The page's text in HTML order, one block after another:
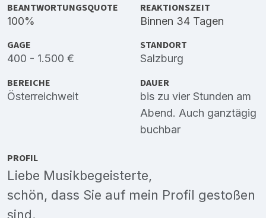
BEANTWORTUNGSQUOTE
100%
REAKTIONSZEIT
Binnen 34 Tagen
GAGE
400 - 1.500 €
STANDORT
Salzburg
BEREICHE
Österreichweit
DAUER
bis zu vier Stunden am
Abend. Auch ganztägig
buchbar
PROFIL
Liebe Musikbegeisterte,
schön, dass Sie auf mein Profil gestoßen
sind.